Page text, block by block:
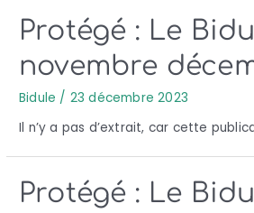
Protégé : Le
novembre
Bidule / 23 décembre 2023
Il n’y a pas d’extrait, car cette
Protégé : Le